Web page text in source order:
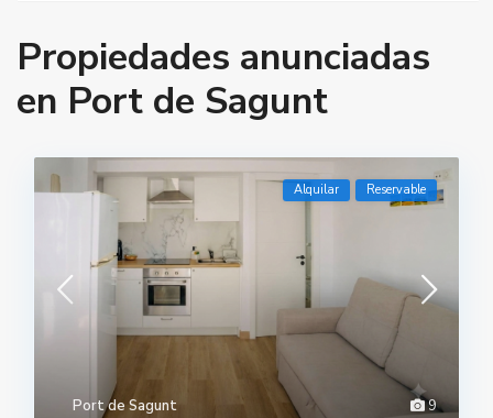
Propiedades anunciadas
en Port de Sagunt
9
Port de Sagunt
Alquilar Reservable